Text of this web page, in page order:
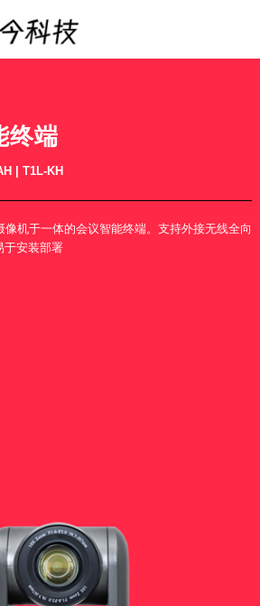
终端
| T1L-KH
机于一体的会议智能终端。支持外接无线全向
于安装部署